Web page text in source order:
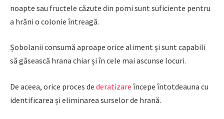
noapte sau fructele căzute din pomi sunt suficiente pentru
a hrăni o colonie întreagă.
Șobolanii consumă aproape orice aliment și sunt capabili
să găsească hrana chiar și în cele mai ascunse locuri.
De aceea, orice proces de deratizare începe întotdeauna cu
identificarea și eliminarea surselor de hrană.